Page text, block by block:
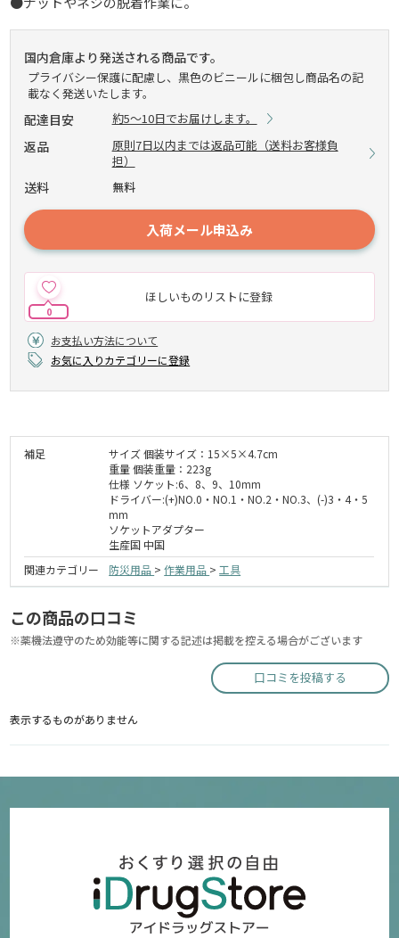
国内倉庫より発送される商品です。
プライバシー保護に配慮し、黒色のビニールに梱包し商品名の記
載なく発送いたします。
配達目安 約5～10日でお届けします。
返品
原則7日以内までは返品可能（送料お客様負
担）
送料 無料
入荷メール申込み
ほしいものリストに登録
0
お支払い方法について
お気に入りカテゴリーに登録
補足
サイズ 個装サイズ：15×5×4.7cm
重量 個装重量：223g
仕様 ソケット:6、8、9、10mm
ドライバー:(+)NO.0・NO.1・NO.2・NO.3、(-)3・4・5
mm
ソケットアダプター
生産国 中国
関連カテゴリー
防災用品 >作業用品 >工具
この商品の口コミ
※薬機法遵守のため効能等に関する記述は掲載を控える場合がございます
口コミを投稿する
表示するものがありません